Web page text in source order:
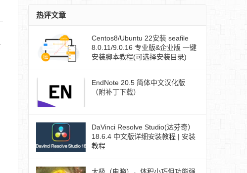
热评文章
Centos8/Ubuntu 22安装 seafile
8.0.11/9.0.16 专业版&企业版 一键
安装脚本教程(可选择安装目录)
EndNote 20.5 简体中文汉化版
（附补丁下载）
DaVinci Resolve Studio(达芬奇）
18.6.4 中文版详细安装教程 | 安装
教程